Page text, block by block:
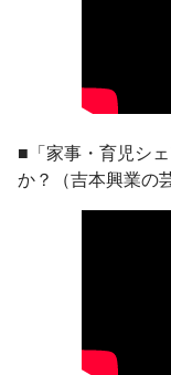
■「家事・育児シ
か？（吉本興業の